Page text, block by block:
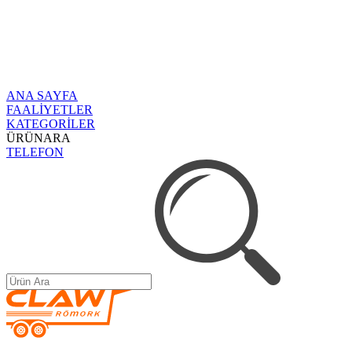
ANA SAYFA
FAALİYETLER
KATEGORİLER
ÜRÜNARA
TELEFON